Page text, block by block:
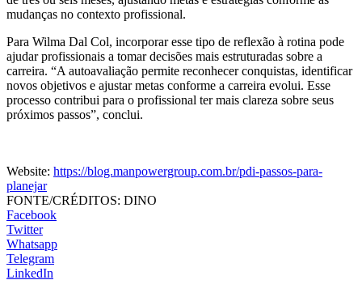
mudanças no contexto profissional.
Para Wilma Dal Col, incorporar esse tipo de reflexão à rotina pode
ajudar profissionais a tomar decisões mais estruturadas sobre a
carreira. “A autoavaliação permite reconhecer conquistas, identificar
novos objetivos e ajustar metas conforme a carreira evolui. Esse
processo contribui para o profissional ter mais clareza sobre seus
próximos passos”, conclui.
Website: https://blog.manpowergroup.com.br/pdi-passos-para-
planejar
FONTE/CRÉDITOS: DINO
Facebook
Twitter
Whatsapp
Telegram
LinkedIn